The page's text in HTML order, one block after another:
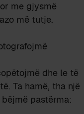
me gjysmë
më tutje.
dhe le të
Ta hamë, tha një
pastërma: